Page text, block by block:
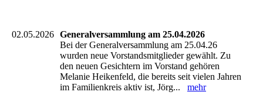
02.05.2026 Generalversammlung am 25.04.2026
Bei der Generalversammlung am 25.04.26
wurden neue Vorstandsmitglieder gewählt. Zu
den neuen Gesichtern im Vorstand gehören
Melanie Heikenfeld, die bereits seit vielen Jahren
im Familienkreis aktiv ist, Jörg... mehr